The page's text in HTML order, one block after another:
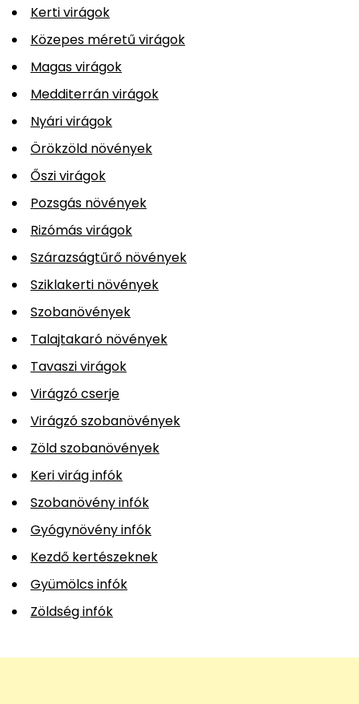
Kerti virágok
Közepes méretű virágok
Magas virágok
Medditerrán virágok
Nyári virágok
Örökzöld növények
Őszi virágok
Pozsgás növények
Rizómás virágok
Szárazságtűrő növények
Sziklakerti növények
Szobanövények
Talajtakaró növények
Tavaszi virágok
Virágzó cserje
Virágzó szobanövények
Zöld szobanövények
Keri virág infók
Szobanövény infók
Gyógynövény infók
Kezdő kertészeknek
Gyümölcs infók
Zöldség infók